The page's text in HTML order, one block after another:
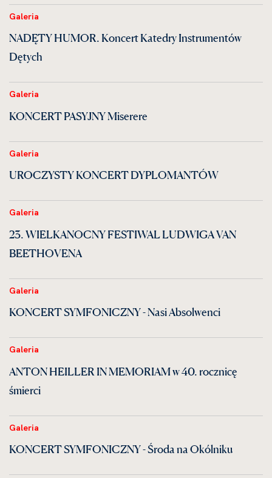
Galeria
NADĘTY HUMOR. Koncert Katedry Instrumentów
Dętych
Galeria
KONCERT PASYJNY Miserere
Galeria
UROCZYSTY KONCERT DYPLOMANTÓW
Galeria
23. WIELKANOCNY FESTIWAL LUDWIGA VAN
BEETHOVENA
Galeria
KONCERT SYMFONICZNY - Nasi Absolwenci
Galeria
ANTON HEILLER IN MEMORIAM w 40. rocznicę
śmierci
Galeria
KONCERT SYMFONICZNY - Środa na Okólniku